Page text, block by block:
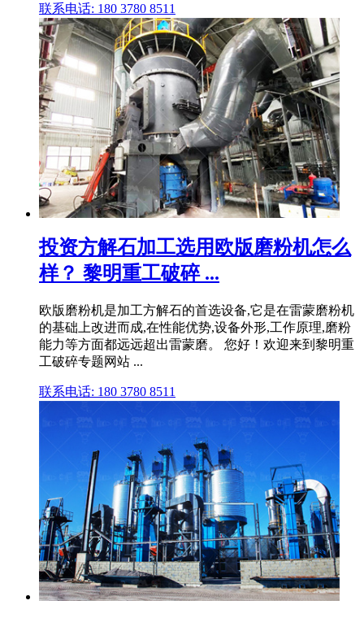
联系电话: 180 3780 8511
投资方解石加工选用欧版磨粉机怎么
样？ 黎明重工破碎 ...
欧版磨粉机是加工方解石的首选设备,它是在雷蒙磨粉机
的基础上改进而成,在性能优势,设备外形,工作原理,磨粉
能力等方面都远远超出雷蒙磨。 您好！欢迎来到黎明重
工破碎专题网站 ...
联系电话: 180 3780 8511